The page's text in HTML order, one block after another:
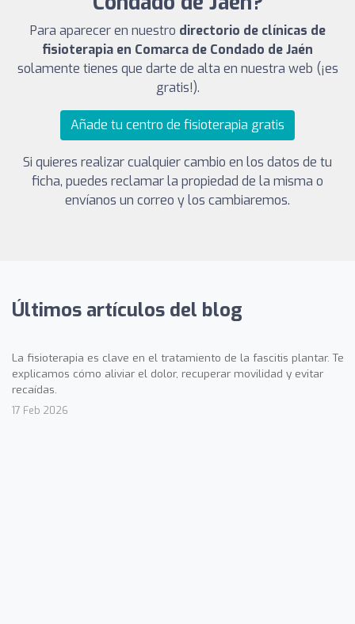
Para aparecer en nuestro directorio de clínicas de
fisioterapia en Comarca de Condado de Jaén
solamente tienes que darte de alta en nuestra web (¡es
gratis!).
Añade tu centro de fisioterapia gratis
Si quieres realizar cualquier cambio en los datos de tu
ficha, puedes reclamar la propiedad de la misma o
envíanos un correo y los cambiaremos.
Últimos artículos del blog
La fisioterapia es clave en el tratamiento de la fascitis plantar. Te
explicamos cómo aliviar el dolor, recuperar movilidad y evitar
recaídas.
17 Feb 2026